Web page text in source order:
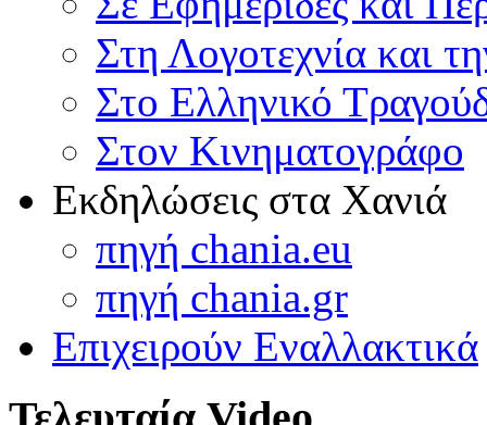
Στη Λογοτεχνία και
Στο Ελληνικό
Στον Κινηματογράφο
Εκδηλώσεις στα Χανιά
πηγή chania.eu
πηγή chania.gr
Επιχειρούν Εναλλακτικά